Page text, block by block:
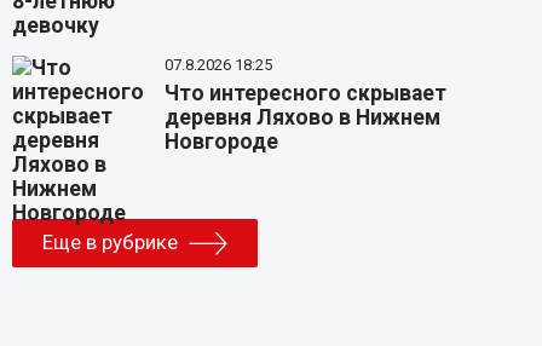
07.8.2026 18:25
Что интересного скрывает
деревня Ляхово в Нижнем
Новгороде
Еще в рубрике